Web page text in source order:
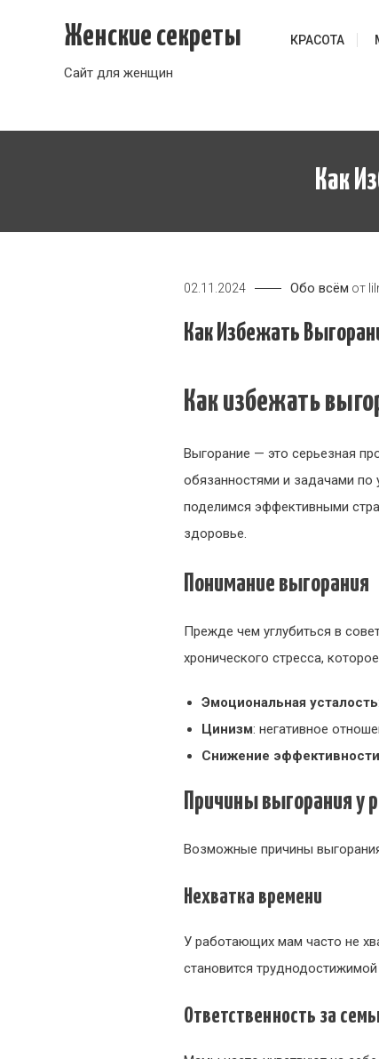
Женские секреты
Сайт для женщин
КРАСОТА
Как
02.11.2024 Обо всём от
Как Избежать
Как избежать
Выгорание — это серьезная
обязанностями и задачами
поделимся эффективными
здоровье.
Понимание выгорания
Прежде чем углубиться в
хронического стресса,
Эмоциональная усталость
Цинизм: негативное
Снижение эффективности
Причины выгорания
Возможные причины
Нехватка времени
У работающих мам часто не
становится
Ответственность за